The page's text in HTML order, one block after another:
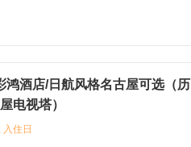
屋市
酒店/日航风格名古屋可选（历
电视塔）
住日